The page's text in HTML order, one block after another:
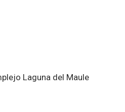
Laguna del Maule